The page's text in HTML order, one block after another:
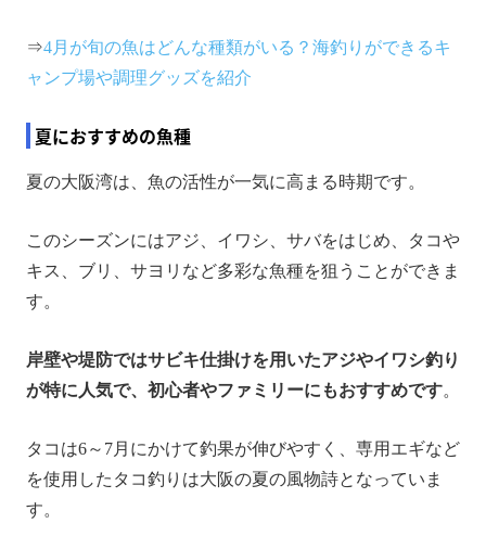
⇒4月が旬の魚はどんな種類がいる？海釣りができるキ
ャンプ場や調理グッズを紹介
夏におすすめの魚種
夏の大阪湾は、魚の活性が一気に高まる時期です。
このシーズンにはアジ、イワシ、サバをはじめ、タコや
キス、ブリ、サヨリなど多彩な魚種を狙うことができま
す。
岸壁や堤防ではサビキ仕掛けを用いたアジやイワシ釣り
が特に人気で、初心者やファミリーにもおすすめです。
タコは6～7月にかけて釣果が伸びやすく、専用エギなど
を使用したタコ釣りは大阪の夏の風物詩となっていま
す。